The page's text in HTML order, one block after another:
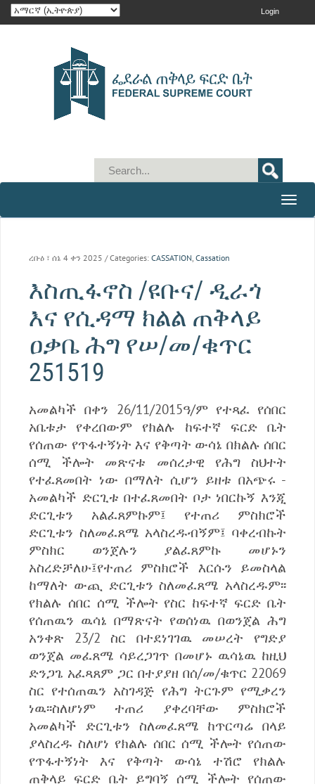
Login
Toggle
ረቡዕ ፣ ሰኔ 4 ቀን 2025 / Categories: CASSATION, Cassation
እስጢፋኖስ /ዩቡና/ ዲራጎ
እና የሲዳማ ክልል ጠቅላይ
ዐቃቤ ሕግ የሠ/መ/ቁጥር
251519
አመልካች በቀን 26/11/2015ዓ/ም የተጻፈ የሰበር
አቤቱታ የቀረበውም የክልሉ ከፍተኛ ፍርድ ቤት
የሰጠው የጥፋተኝነት እና የቅጣት ውሳኔ በክልሉ ሰበር
ሰሚ ችሎት መጽናቱ መሰረታዊ የሕግ ስህተት
የተፈጸመበት ነው በማለት ሲሆን ይዘቱ በአጭሩ -
አመልካች ድርጊቱ በተፈጸመበት ቦታ ነበርኩኝ እንጂ
ድርጊቱን አልፈጸምኩም፤ የተጠሪ ምስክሮች
ድርጊቱን ስለመፈጸሜ አላስረዱብኝም፤ ባቀረብኩት
ምስክር ወንጀሉን ያልፈጸምኩ መሆኑን
አስረድቻለሁ፤የተጠሪ ምስክሮች እርሱን ይመስላል
ከማለት ውጪ ድርጊቱን ስለመፈጸሜ አላስረዱም፡፡
የክልሉ ሰበር ሰሚ ችሎት የስር ከፍተኛ ፍርድ ቤት
የሰጠዉን ዉሳኔ በማጽናት የወሰነዉ በወንጀል ሕግ
አንቀጽ 23/2 ስር በተደነገገዉ መሠረት የግድያ
ወንጀል መፈጸሜ ሳይረጋገጥ በመሆኑ ዉሳኔዉ ከዚህ
ድንጋጌ አፈጻጸም ጋር በተያያዘ በሰ/መ/ቁጥር 22069
ስር የተሰጠዉን አስገዳጅ የሕግ ትርጉም የሚቃረን
ነዉ፡፡ስለሆነም ተጠሪ ያቀረባቸው ምስክሮች
አመልካች ድርጊቱን ስለመፈጸሜ ከጥርጣሬ በላይ
ያላስረዱ ስለሆነ የክልሉ ሰበር ሰሚ ችሎት የሰጠው
የጥፋተኝነት እና የቅጣት ውሳኔ ተሽሮ የክልሉ
ጠቅላይ ፍርድ ቤት ይግባኝ ሰሚ ችሎት የሰጠው